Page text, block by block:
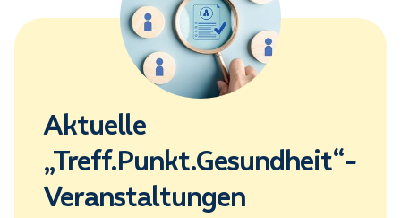
Aktuelle
„Treff.Punkt.Gesundheit“-
Veranstaltungen